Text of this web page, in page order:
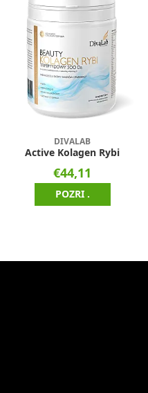
DIVALAB
Active Kolagen Rybi
€44,11
POZRI .